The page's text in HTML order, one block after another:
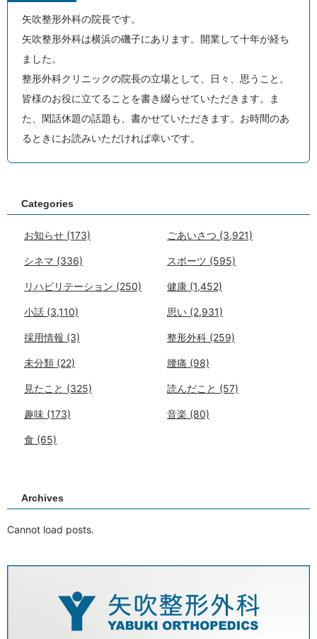
矢吹整形外科の院長です。
矢吹整形外科は横浜の磯子にあります。開業して十年が経ち
ました。
整形外科クリニックの院長の立場として、日々、思うこと。
皆様のお役に立てることを書き綴らせていただきます。ま
た、閑話休題の話題も、書かせていただきます。お時間のあ
るときにお読みいただければ幸いです。
Categories
お知らせ (173) ごあいさつ (3,921)
シネマ (336) スポーツ (595)
リハビリテーション (250) 健康 (1,452)
小話 (3,110) 思い (2,931)
採用情報 (3) 整形外科 (259)
未分類 (22) 腰痛 (98)
見たこと (325) 読んだこと (57)
趣味 (173) 音楽 (80)
食 (65)
Archives
Cannot load posts.